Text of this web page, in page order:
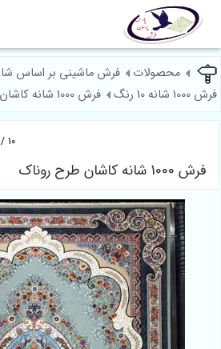
محصولات فرش ماشینی بر اساس شانه
شانه 10 رنگ
فرش 1000 شانه کاشان طرح روناک
فرش 1000 شانه کاشان طرح روناک
10 /